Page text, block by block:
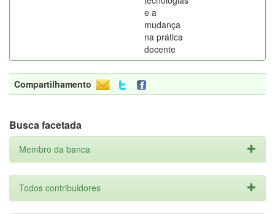
e a
mudança
na prática
docente
Compartilhamento
Busca facetada
Membro da banca
Todos contribuidores